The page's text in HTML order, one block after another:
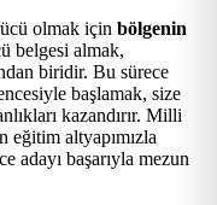
olmak için bölgenin
belgesi almak,
biridir. Bu sürece
başlamak, size
kazandırır. Milli
eğitim altyapımızla
adayı başarıyla mezun